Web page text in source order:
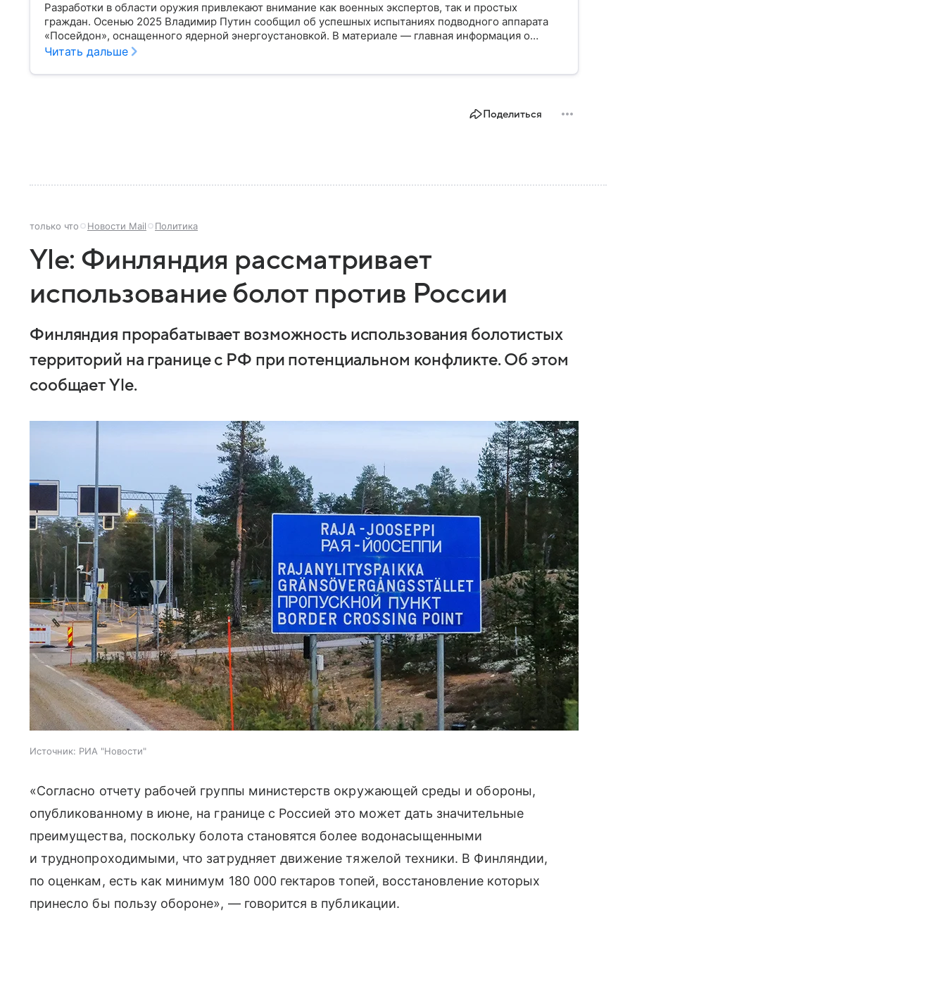
Разработки в области оружия привлекают внимание как военных экспертов, так и простых
граждан. Осенью 2025 Владимир Путин сообщил об успешных испытаниях подводного аппарата
«Посейдон», оснащенного ядерной энергоустановкой. В материале — главная информация о
новинке.
Читать дальше
Поделиться
только что Новости Mail Политика
Yle: Финляндия рассматривает
использование болот против России
Финляндия прорабатывает возможность использования болотистых
территорий на границе с РФ при потенциальном конфликте. Об этом
сообщает Yle.
Источник: РИА "Новости"
«Согласно отчету рабочей группы министерств окружающей среды и обороны,
опубликованному в июне, на границе с Россией это может дать значительные
преимущества, поскольку болота становятся более водонасыщенными
и труднопроходимыми, что затрудняет движение тяжелой техники. В Финляндии,
по оценкам, есть как минимум 180 000 гектаров топей, восстановление которых
принесло бы пользу обороне», — говорится в публикации.